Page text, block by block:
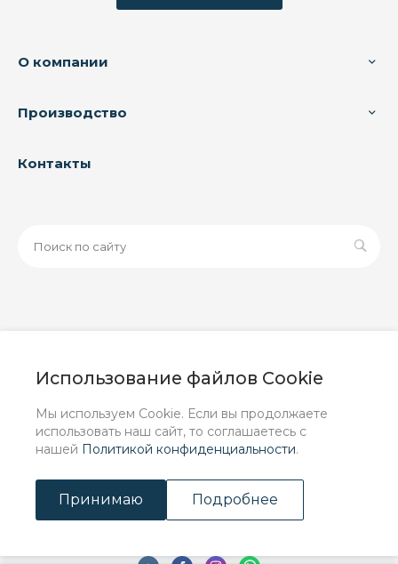
Использование файлов Cookie
Мы используем Cookie. Если вы продолжаете
использовать наш сайт, то соглашаетесь с
нашей Политикой конфиденциальности.
Принимаю Подробнее
О компании
Производство
Контакты
информационный характер и ни при каких условиях не
положениями Статьи 437 (2) ГК РФ.